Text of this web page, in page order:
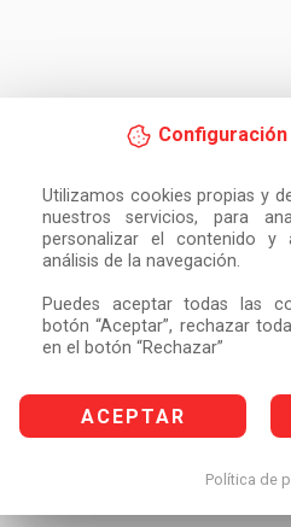
Utilizamos cookies propias y
nuestros servicios, para
personalizar el contenido y
análisis de la navegación.
Puedes aceptar todas las
botón “Aceptar”, rechazar
en el botón “Rechazar”
ACEPTAR
Política de